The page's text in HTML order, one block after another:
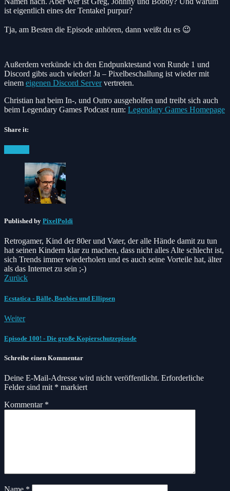
ist eigentlich eines der Tentakel purpur?
Tja, am Besten die Episode anhören, dann weißt du es 😉
Außerdem verkünde ich den Endpunktestand von Runde 1 und
Discord gibts auch wieder! Ja – Pixelbeschallung ist wieder mit
einem eigenen Discord Serververtreten.
Christian hat beim In-, und Outro ausgeholfen und treibt sich auch
beim Legendary Games Podcast rum: Legendary Games Homepage
Share it:
Published by PixelPoldi
Retrogamer, Kind der 80er und Vater, der alle Hände damit zu tun
hat seinen Kindern klar zu machen, dass nicht alles Alte schlecht ist,
sich Trends immer wiederholen und es auch seine Vorteile hat, älter
als das Internet zu sein ;-)
Zurück
Ecstatica - Bälle, Boobies und Ellipsen
Weiter
Episode 100! - Die große Kopierschutzepisode
Schreibe einen Kommentar
Deine E-Mail-Adresse wird nicht veröffentlicht. Erforderliche
Felder sind mit * markiert
Kommentar *